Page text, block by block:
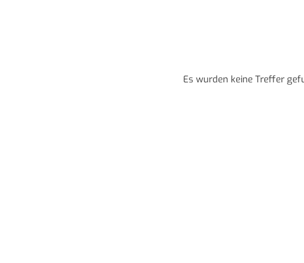
Es wurden keine Treffer